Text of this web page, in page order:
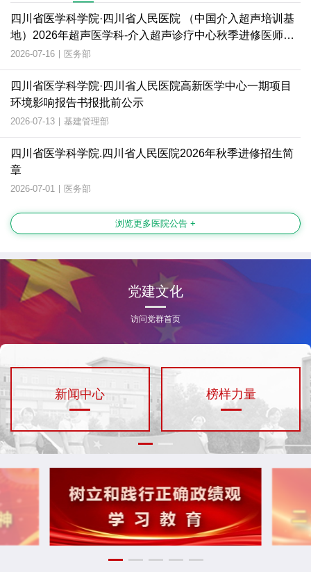
四川省医学科学院·四川省人民医院 （中国介入超声培训基
地）2026年超声医学科-介入超声诊疗中心秋季进修医师招
生简章
2026-07-16 | 医务部
四川省医学科学院·四川省人民医院高新医学中心一期项目
环境影响报告书报批前公示
2026-07-13 | 基建管理部
四川省医学科学院.四川省人民医院2026年秋季进修招生简
章
2026-07-01 | 医务部
浏览更多医院公告 +
党建文化
访问党群首页
新闻中心 榜样力量